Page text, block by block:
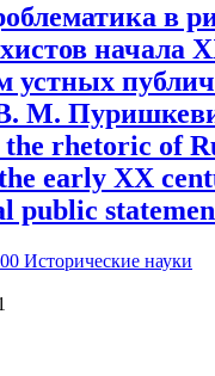
в
начала
устных
М.
rhetoric of
early XX
public
Исторические науки